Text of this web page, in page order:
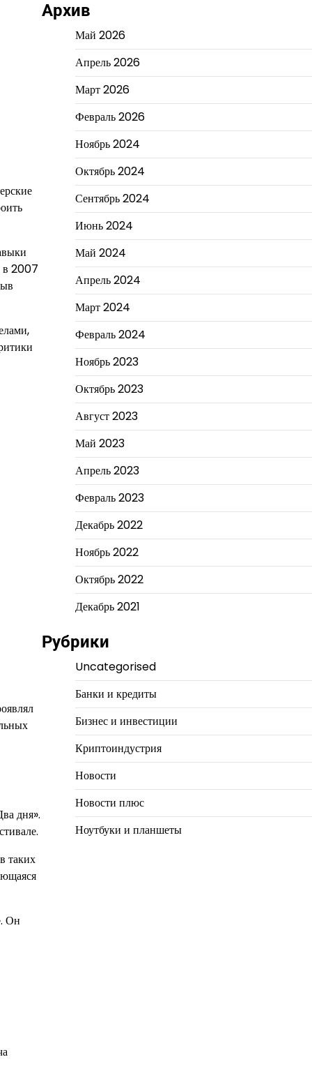
в 2007
дня».
таких
Он
Архив
Май 2026
Апрель 2026
Март 2026
Февраль 2026
Ноябрь 2024
Октябрь 2024
Сентябрь 2024
Июнь 2024
Май 2024
Апрель 2024
Март 2024
Февраль 2024
Ноябрь 2023
Октябрь 2023
Август 2023
Май 2023
Апрель 2023
Февраль 2023
Декабрь 2022
Ноябрь 2022
Октябрь 2022
Декабрь 2021
Рубрики
Uncategorised
Банки и кредиты
Бизнес и инвестиции
Криптоиндустрия
Новости
Новости плюс
Ноутбуки и планшеты